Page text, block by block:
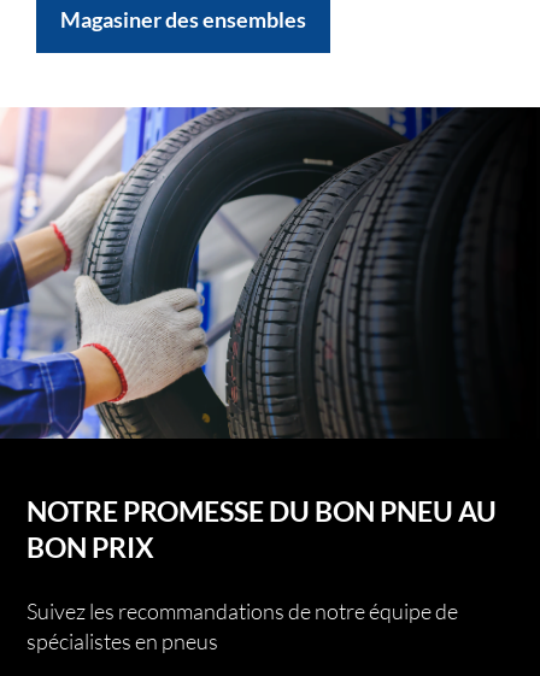
Magasiner des ensembles
NOTRE PROMESSE DU BON PNEU AU
BON PRIX
Suivez les recommandations de notre équipe de
spécialistes en pneus